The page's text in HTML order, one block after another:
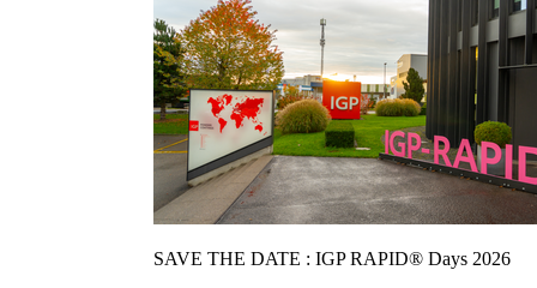
SAVE THE DATE : IGP RAPID® Days 2026